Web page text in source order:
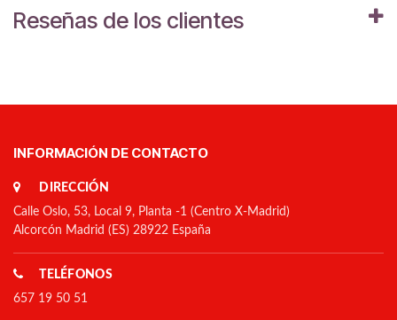
Reseñas de los clientes
INFORMACIÓN DE CONTACTO
DIRECCIÓN
Calle Oslo, 53, Local 9, Planta -1 (Centro X-Madrid)
Alcorcón Madrid (ES) 28922 España
TELÉFONOS
657 19 50 51